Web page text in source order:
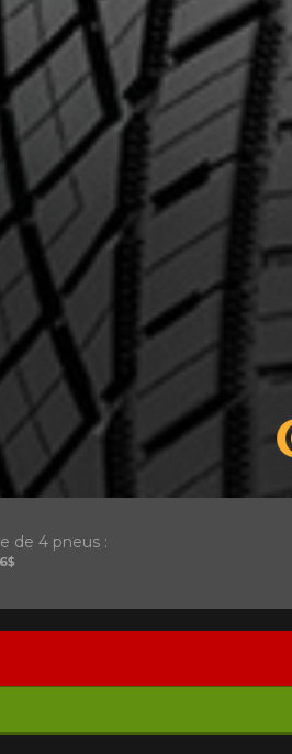
de 4 pneus :
AVIS
concernant le
Style de conduite
POUR VOTRE VÉHICULE